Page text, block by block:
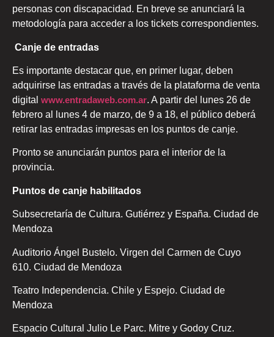
personas con discapacidad. En breve se anunciará la
metodología para acceder a los tickets correspondientes.
Canje de entradas
Es importante destacar que, en primer lugar, deben
adquirirse las entradas a través de la plataforma de venta
digital www.entradaweb.com.ar. A partir del lunes 26 de
febrero al lunes 4 de marzo, de 9 a 18, el público deberá
retirar las entradas impresas en los puntos de canje.
Pronto se anunciarán puntos para el interior de la
provincia.
Puntos de canje habilitados
Subsecretaría de Cultura. Gutiérrez y España. Ciudad de
Mendoza
Auditorio Ángel Bustelo. Virgen del Carmen de Cuyo
610. Ciudad de Mendoza
Teatro Independencia. Chile y Espejo. Ciudad de
Mendoza
Espacio Cultural Julio Le Parc. Mitre y Godoy Cruz.